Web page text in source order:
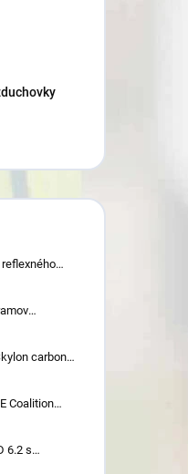
reflexného
mužov,
carbon
Coalition
!
6.2 s